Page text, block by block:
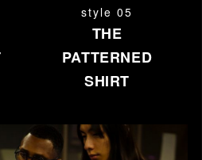
style 05
THE
PATTERNED
SHIRT